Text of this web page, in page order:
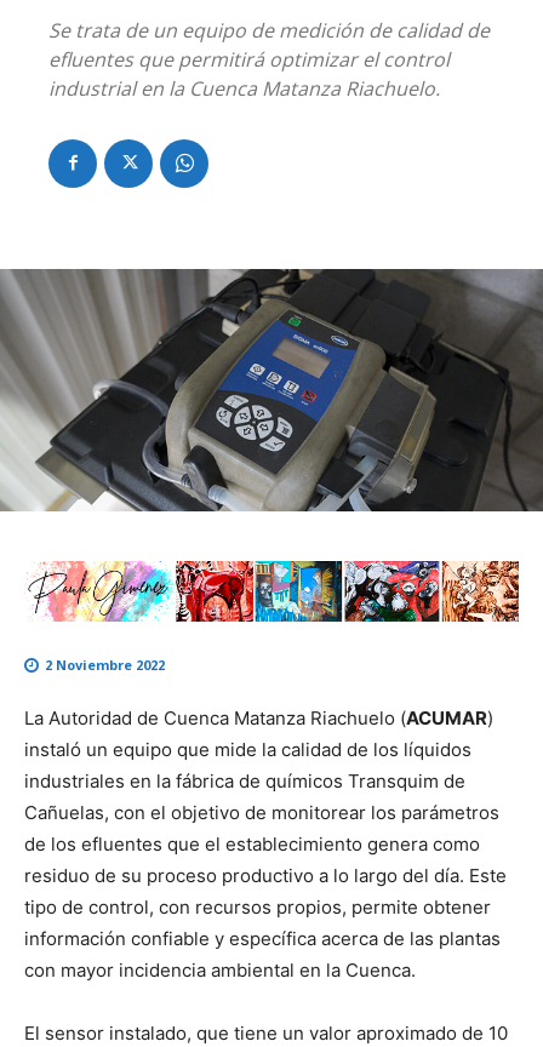
Se trata de un equipo de medición de calidad de
efluentes que permitirá optimizar el control
industrial en la Cuenca Matanza Riachuelo.
2 Noviembre 2022
La Autoridad de Cuenca Matanza Riachuelo (ACUMAR)
instaló un equipo que mide la calidad de los líquidos
industriales en la fábrica de químicos Transquim de
Cañuelas, con el objetivo de monitorear los parámetros
de los efluentes que el establecimiento genera como
residuo de su proceso productivo a lo largo del día. Este
tipo de control, con recursos propios, permite obtener
información confiable y específica acerca de las plantas
con mayor incidencia ambiental en la Cuenca.
El sensor instalado, que tiene un valor aproximado de 10